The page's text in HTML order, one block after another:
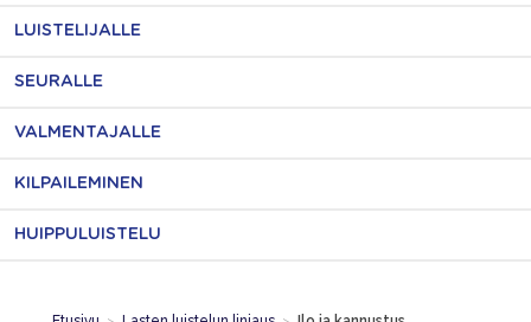
LUISTELIJALLE
SEURALLE
VALMENTAJALLE
KILPAILEMINEN
HUIPPULUISTELU